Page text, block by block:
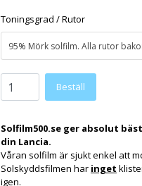
Toningsgrad / Rutor
Solfilm500.se ger absolut
din Lancia.
Våran solfilm är sjukt enkel att
Solskyddsfilmen har inget
igen.